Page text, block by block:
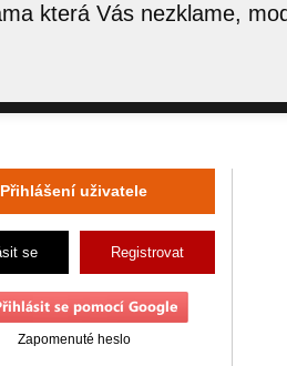
která Vás nezklame,
Přihlášení uživatele
se Registrovat
Zapomenuté heslo